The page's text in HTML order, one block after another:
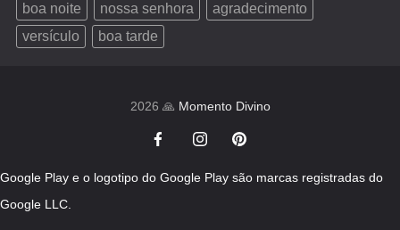
boa noite
nossa senhora
agradecimento
versículo
boa tarde
2026 🙏 Momento Divino
Google Play e o logotipo do Google Play são marcas registradas do
Google LLC.